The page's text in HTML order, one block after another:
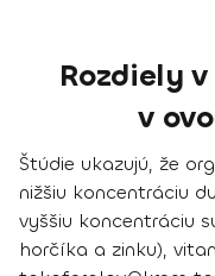
Rozdiely
v
Štúdie ukazujú, že
nižšiu koncentráciu
vyššiu koncentráciu
horčíka a zinku),